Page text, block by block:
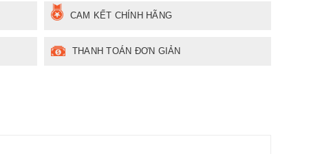
CAM KẾT CHÍNH HÃNG
THANH TOÁN ĐƠN GIẢN